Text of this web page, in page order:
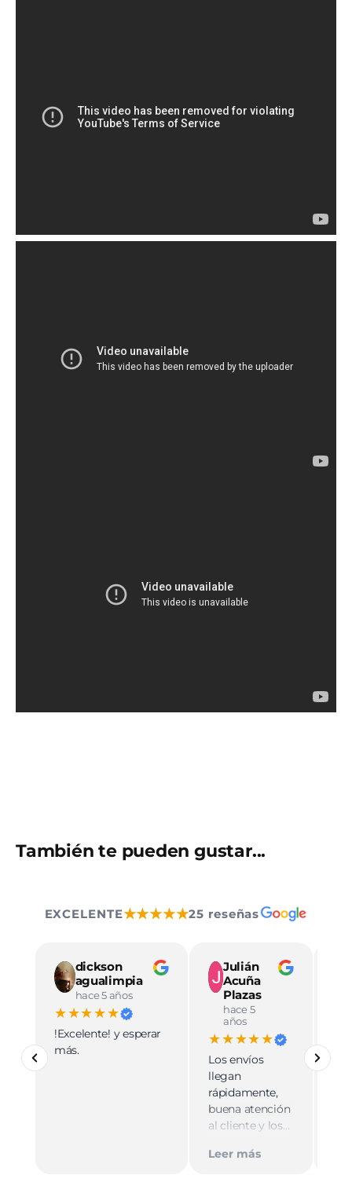
También te pueden gustar...
EXCELENTE★★★★★25 reseñas
dickson
agualimpia
hace 5 años
★★★★★
!Excelente! y esperar
más.
Julián
Acuña
Plazas
hace 5
años
★★★★★
Los envíos
llegan
rápidamente,
buena atención
al cliente y los
discretos.
Leer más